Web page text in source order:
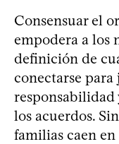
Consensuar el
empodera a los
definición de
conectarse para
los acuerdos.
familias caen en